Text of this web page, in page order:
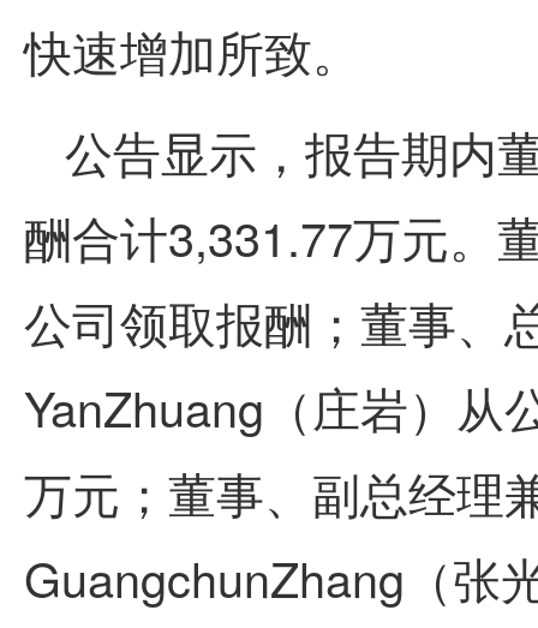
快速增加所致。
公告显示，报告期内
酬合计3,331.77万元。
公司领取报酬；董事、
YanZhuang（庄岩）从
万元；董事、副总经理
GuangchunZhang（张